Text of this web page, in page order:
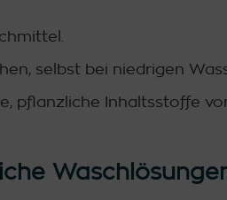
selbst bei niedrigen
pflanzliche Inhaltsstoffe